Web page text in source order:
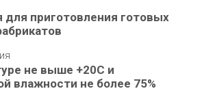
для приготовления готовых
не выше +20С и
влажности не более 75%